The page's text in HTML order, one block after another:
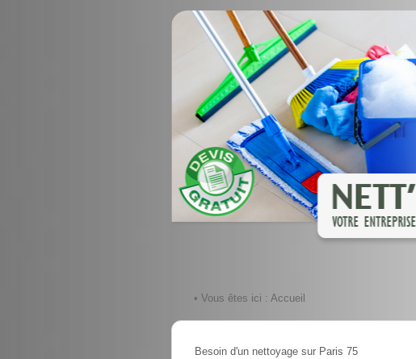
• Vous êtes ici : Accueil
Besoin d'un nettoyage sur Paris 75